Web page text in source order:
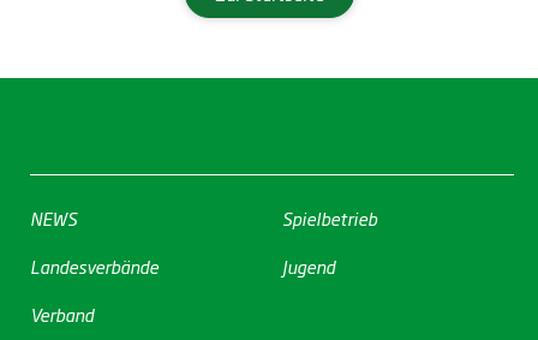
NEWS
Landesverbände
Verband
Spielbetrieb
Jugend